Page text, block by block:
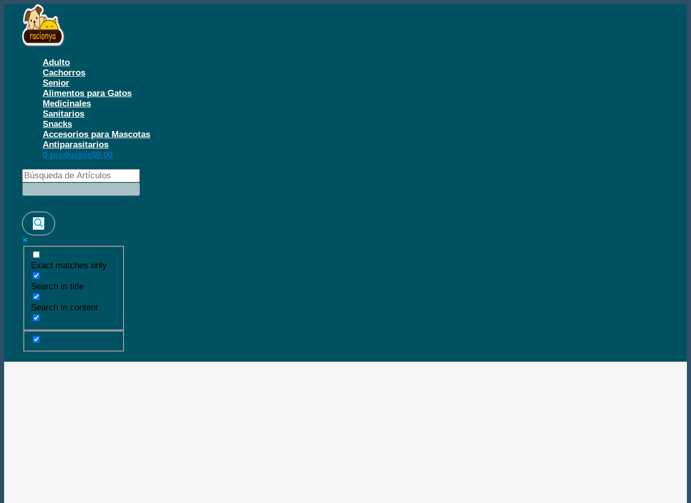
contenido
Adulto
Cachorros
Senior
Alimentos para Gatos
Medicinales
Sanitarios
Snacks
Accesorios para Mascotas
Antiparasitarios
0 productos$0.00
Exact matches only
Search in title
Search in content